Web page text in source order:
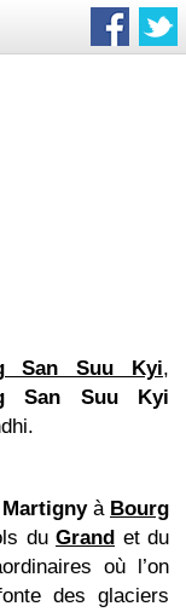
San Suu Kyi,
San Suu Kyi
Martignyà Bourg
du Grand et du
où l’on
des glaciers